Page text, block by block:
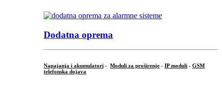
Dodatna oprema
Napajanja i akumulatori - Moduli za proširenje - IP moduli - GSM
telefonska dojava